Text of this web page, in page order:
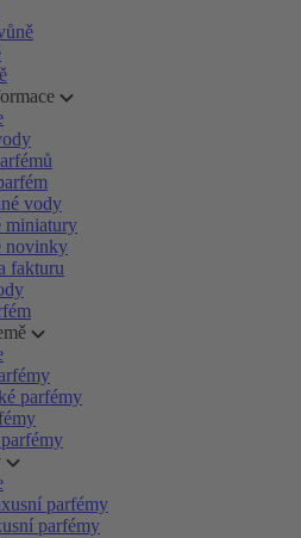
vody
miniatury
novinky
fakturu
parfémy
parfémy
parfémy